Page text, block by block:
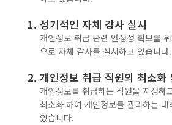
1. 정기적인 자체 감사 실시
개인정보 취급 관련 안정성 확보를
으로 자체 감사를 실시하고 있습니다.
2. 개인정보 취급 직원의 최소화
개인정보를 취급하는 직원을 지정하
최소화 하여 개인정보를 관리하는 대
있습니다.